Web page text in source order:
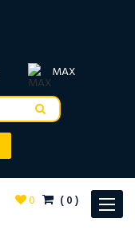
MAX
Toggle
0 (0)